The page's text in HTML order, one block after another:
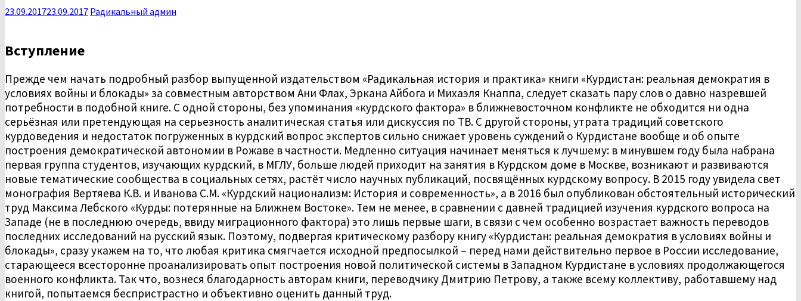
23.09.201723.09.2017 Радикальный админ
Вступление
Прежде чем начать подробный разбор выпущенной издательством «Радикальная история и практика» книги «Курдистан: реальная демократия в
условиях войны и блокады» за совместным авторством Ани Флах, Эркана Айбога и Михаэля Кнаппа, следует сказать пару слов о давно назревшей
потребности в подобной книге. С одной стороны, без упоминания «курдского фактора» в ближневосточном конфликте не обходится ни одна
серьёзная или претендующая на серьезность аналитическая статья или дискуссия по ТВ. С другой стороны, утрата традиций советского
курдоведения и недостаток погруженных в курдский вопрос экспертов сильно снижает уровень суждений о Курдистане вообще и об опыте
построения демократической автономии в Рожаве в частности. Медленно ситуация начинает меняться к лучшему: в минувшем году была набрана
первая группа студентов, изучающих курдский, в МГЛУ, больше людей приходит на занятия в Курдском доме в Москве, возникают и развиваются
новые тематические сообщества в социальных сетях, растёт число научных публикаций, посвящённых курдскому вопросу. В 2015 году увидела свет
монография Вертяева К.В. и Иванова С.М. «Курдский национализм: История и современность», а в 2016 был опубликован обстоятельный исторический
труд Максима Лебского «Курды: потерянные на Ближнем Востоке». Тем не менее, в сравнении с давней традицией изучения курдского вопроса на
Западе (не в последнюю очередь, ввиду миграционного фактора) это лишь первые шаги, в связи с чем особенно возрастает важность переводов
последних исследований на русский язык. Поэтому, подвергая критическому разбору книгу «Курдистан: реальная демократия в условиях войны и
блокады», сразу укажем на то, что любая критика смягчается исходной предпосылкой – перед нами действительно первое в России исследование,
старающееся всесторонне проанализировать опыт построения новой политической системы в Западном Курдистане в условиях продолжающегося
военного конфликта. Так что, вознеся благодарность авторам книги, переводчику Дмитрию Петрову, а также всему коллективу, работавшему над
книгой, попытаемся беспристрастно и объективно оценить данный труд.